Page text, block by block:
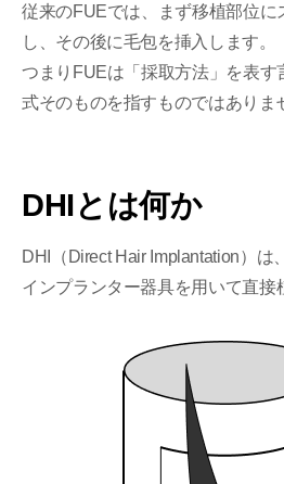
従来のFUEでは、まず移植部位に
し、その後に毛包を挿入します。
つまりFUEは「採取方法」を表す
式そのものを指すものではありま
DHIとは何か
DHI（Direct Hair Implantation）は
インプランター器具を用いて直接